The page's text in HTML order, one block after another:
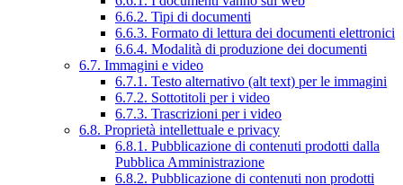
6.6.2. Tipi di documenti
6.6.3. Formato di lettura dei documenti elettronici
6.6.4. Modalità di produzione dei documenti
6.7. Immagini e video
6.7.1. Testo alternativo (alt text) per le immagini
6.7.2. Sottotitoli per i video
6.7.3. Trascrizioni per i video
6.8. Proprietà intellettuale e privacy
6.8.1. Pubblicazione di contenuti prodotti dalla
Pubblica Amministrazione
6.8.2. Pubblicazione di contenuti non prodotti